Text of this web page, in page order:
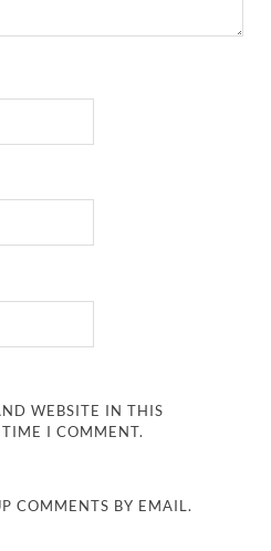
WEBSITE IN THIS
TIME I COMMENT.
COMMENTS BY EMAIL.